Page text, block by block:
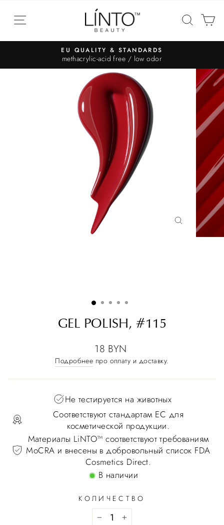
EU QUALITY & STANDARDS
methacrylic-acid free / low odor
GEL POLISH, #115
18 BYN
Подробнее про оплату и доставку.
Не тестируется на животных
Соответствуют стандартам ЕС для
косметической продукции.
Материалы LiNTO™ соответствуют требованиям
MoCRA и внесены в добровольный список FDA
Cosmetics Direct.
В наличии
КОЛИЧЕСТВО